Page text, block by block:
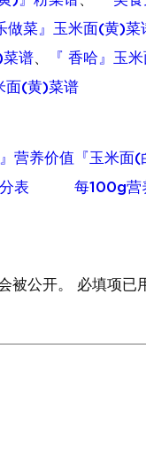
做菜』玉米面(黄)菜
菜谱、 『 香哈』玉
面(黄)菜谱
营养价值
表
『玉米面
每100g营
被公开。 必填项已